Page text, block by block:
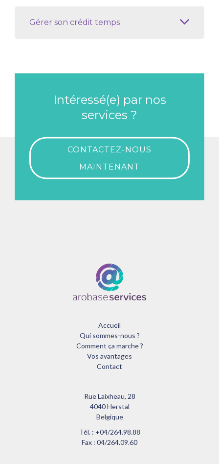
vidéo
Gérer son crédit temps
Intéressé(e) par nos
services ?
CONTACTEZ-NOUS
MAINTENANT
Accueil
Qui sommes-nous ?
Comment ça marche ?
Vos avantages
Contact
Rue Laixheau, 28
4040 Herstal
Belgique
Tél. : +04/264.98.88
Fax : 04/264.09.60